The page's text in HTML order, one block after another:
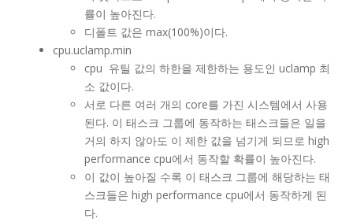
률이 높아진다.
디폴트 값은 max(100%)이다.
cpu.uclamp.min
cpu 유틸 값의 하한을 제한하는 용도인 uclamp 최
소 값이다.
서로 다른 여러 개의 core를 가진 시스템에서 사용
된다. 이 태스크 그룹에 동작하는 태스크들은 일을
거의 하지 않아도 이 제한 값을 넘기게 되므로 high
performance cpu에서 동작할 확률이 높아진다.
이 값이 높아질 수록 이 태스크 그룹에 해당하는 태
스크들은 high performance cpu에서 동작하게 된
다.